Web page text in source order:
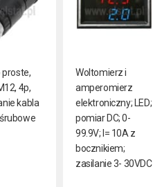
proste,
4p,
kabla
Woltomierz i
amperomierz
elektroniczny; LED;
pomiar DC; 0-
99.9V; I= 10A z
bocznikiem;
zasilanie 3- 30VDC